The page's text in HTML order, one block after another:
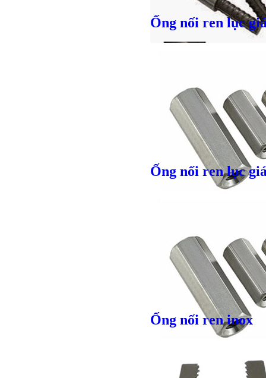
Bulong
VND
Ống nối ren lục
Giá bánVND
Ống nối ren lục
Ống nối ren inox